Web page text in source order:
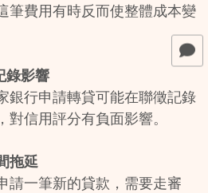
筆費用有時反而使整體成本變
錄影響
銀行申請轉貸可能在聯徵記錄
對信用評分有負面影響。
拖延
請一筆新的貸款，需要走審